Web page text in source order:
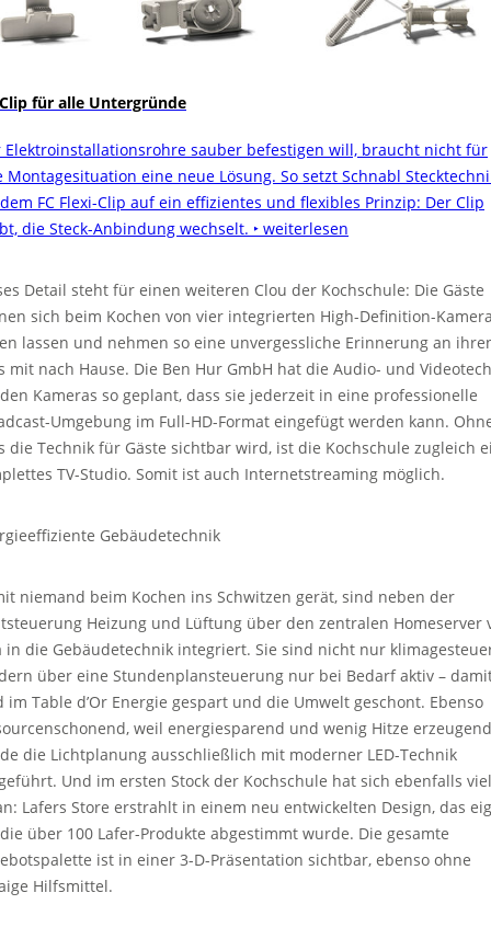
für alle Untergründe
Elektroinstallationsrohre sauber befestigen will, braucht nicht für
Montagesituation eine neue Lösung. So setzt Schnabl
FC Flexi-Clip auf ein effizientes und flexibles Prinzip: Der Clip
die Steck-Anbindung wechselt. ‣ weiterlesen
Detail steht für einen weiteren Clou der Kochschule: Die Gäste
sich beim Kochen von vier integrierten High-Definition-
lassen und nehmen so eine unvergessliche Erinnerung an
mit nach Hause. Die Ben Hur GmbH hat die Audio- und
Kameras so geplant, dass sie jederzeit in eine professionelle
Umgebung im Full-HD-Format eingefügt werden kann.
die Technik für Gäste sichtbar wird, ist die Kochschule zugleich
TV-Studio. Somit ist auch Internetstreaming möglich.
Gebäudetechnik
niemand beim Kochen ins Schwitzen gerät, sind neben der
Heizung und Lüftung über den zentralen Homeserver
in die Gebäudetechnik integriert. Sie sind nicht nur
über eine Stundenplansteuerung nur bei Bedarf aktiv –
im Table d’Or Energie gespart und die Umwelt geschont. Ebenso
weil energiesparend und wenig Hitze
die Lichtplanung ausschließlich mit moderner LED-Technik
Und im ersten Stock der Kochschule hat sich ebenfalls viel
Lafers Store erstrahlt in einem neu entwickelten Design, das
über 100 Lafer-Produkte abgestimmt wurde. Die gesamte
ist in einer 3-D-Präsentation sichtbar, ebenso ohne
Hilfsmittel.